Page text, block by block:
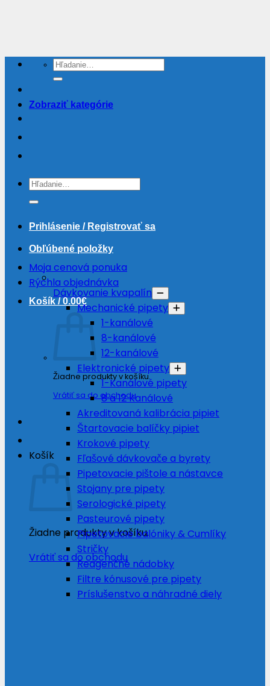
Hľadať:
Prihlásenie / Registrovať sa
Obľúbené položky
Moja cenová ponuka
Rýchla objednávka
Košík /0.00€
Žiadne produkty v košíku.
Vrátiť sa do obchodu
Košík
Žiadne produkty v košíku.
Vrátiť sa do obchodu
Hľadať:
Zobraziť kategórie
Dávkovanie kvapalín
Mechanické pipety
1-kanálové
8-kanálové
12-kanálové
Elektronické pipety
1-Kanálové pipety
8 a 12 Kanálové
Akreditovaná kalibrácia pipiet
Štartovacie balíčky pipiet
Krokové pipety
Fľašové dávkovače a byrety
Pipetovacie pištole a nástavce
Stojany pre pipety
Serologické pipety
Pasteurové pipety
Pipetovacie balóniky & Cumlíky
Stričky
Reagenčné nádobky
Filtre kónusové pre pipety
Príslušenstvo a náhradné diely